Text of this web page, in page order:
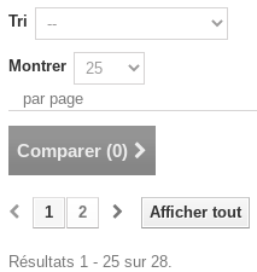
Tri
Montrer
par page
Comparer (0)
Afficher tout
1 2
Résultats 1 - 25 sur 28.